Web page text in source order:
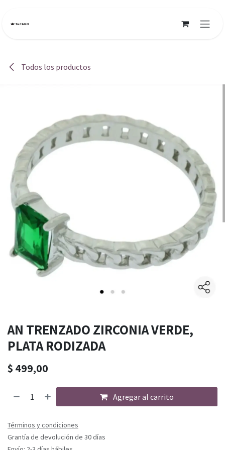
Todos los productos
AN TRENZADO ZIRCONIA VERDE,
PLATA RODIZADA
$ 499,00
Agregar al carrito
Términos y condiciones
Grantía de devolución de 30 días